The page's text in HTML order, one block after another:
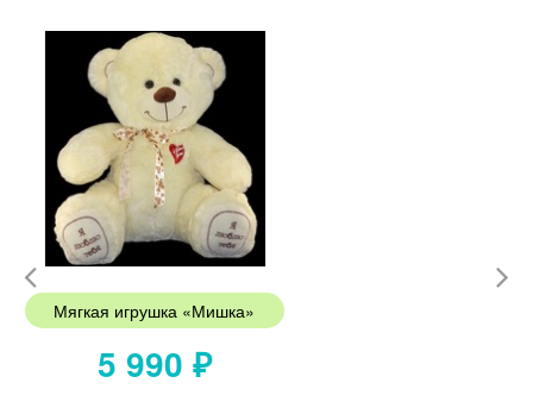
Мягкая игрушка «Мишка»
5 990 ₽